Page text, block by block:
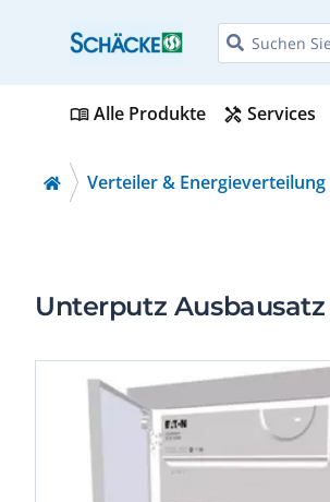
menu_bookAlle Produkte handyman Services
Verteiler & Energieverteilung
Unterputz